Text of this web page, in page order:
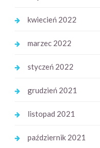
kwiecień 2022
marzec 2022
styczeń 2022
grudzień 2021
listopad 2021
październik 2021